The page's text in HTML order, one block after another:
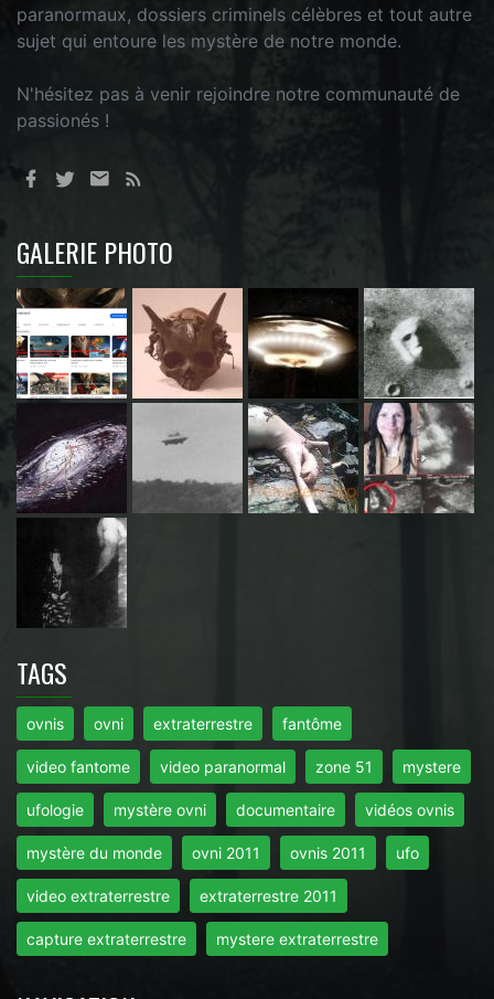
paranormaux, dossiers criminels célèbres et tout autre
sujet qui entoure les mystère de notre monde.
N'hésitez pas à venir rejoindre notre communauté de
passionés !
GALERIE PHOTO
TAGS
ovnis ovni extraterrestre fantôme
video fantome video paranormal zone 51 mystere
ufologie mystère ovni documentaire vidéos ovnis
mystère du monde ovni 2011 ovnis 2011 ufo
video extraterrestre extraterrestre 2011
capture extraterrestre mystere extraterrestre